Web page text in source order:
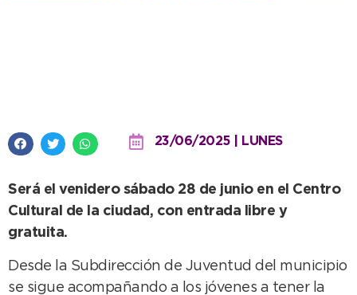
23/06/2025 | LUNES
Será el venidero sábado 28 de junio en el Centro
Cultural de la ciudad, con entrada libre y
gratuita.
Desde la Subdirección de Juventud del municipio
se sigue acompañando a los jóvenes a tener la